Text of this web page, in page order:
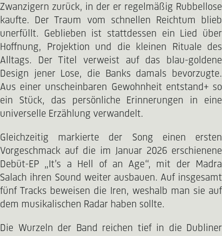
Zwanzigern zurück, in der er regelmäßig Rubbellose
kaufte. Der Traum vom schnellen Reichtum blieb
unerfüllt. Geblieben ist stattdessen ein Lied über
Hoffnung, Projektion und die kleinen Rituale des
Alltags. Der Titel verweist auf das blau-goldene
Design jener Lose, die Banks damals bevorzugte.
Aus einer unscheinbaren Gewohnheit entstand+ so
ein Stück, das persönliche Erinnerungen in eine
universelle Erzählung verwandelt.
Gleichzeitig markierte der Song einen ersten
Vorgeschmack auf die im Januar 2026 erschienene
Debüt-EP „It’s a Hell of an Age“, mit der Madra
Salach ihren Sound weiter ausbauen. Auf insgesamt
fünf Tracks beweisen die Iren, weshalb man sie auf
dem musikalischen Radar haben sollte.
Die Wurzeln der Band reichen tief in die Dubliner